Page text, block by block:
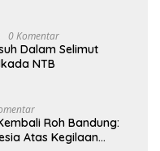
0 Komentar
Dalam Selimut
NTB
Roh Bandung:
Atas Kegilaan